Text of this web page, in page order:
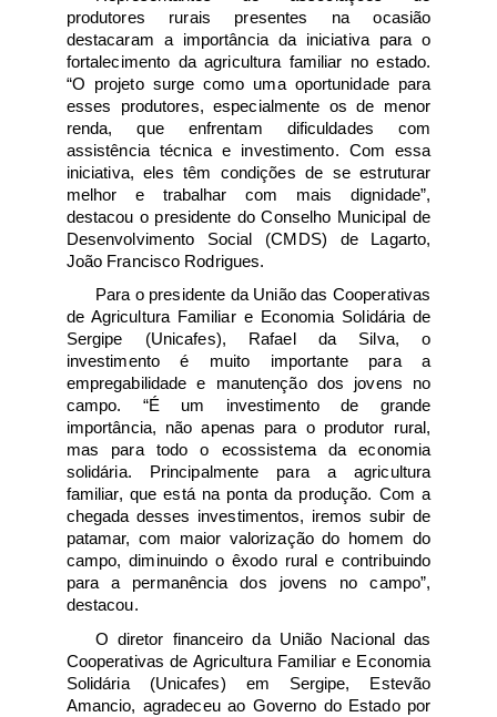
produtores rurais presentes na ocasião
destacaram a importância da iniciativa para o
fortalecimento da agricultura familiar no estado.
“O projeto surge como uma oportunidade para
esses produtores, especialmente os de menor
renda, que enfrentam dificuldades com
assistência técnica e investimento. Com essa
iniciativa, eles têm condições de se estruturar
melhor e trabalhar com mais dignidade”,
destacou o presidente do Conselho Municipal de
Desenvolvimento Social (CMDS) de Lagarto,
João Francisco Rodrigues.
Para o presidente da União das Cooperativas
de Agricultura Familiar e Economia Solidária de
Sergipe (Unicafes), Rafael da Silva, o
investimento é muito importante para a
empregabilidade e manutenção dos jovens no
campo. “É um investimento de grande
importância, não apenas para o produtor rural,
mas para todo o ecossistema da economia
solidária. Principalmente para a agricultura
familiar, que está na ponta da produção. Com a
chegada desses investimentos, iremos subir de
patamar, com maior valorização do homem do
campo, diminuindo o êxodo rural e contribuindo
para a permanência dos jovens no campo”,
destacou.
O diretor financeiro da União Nacional das
Cooperativas de Agricultura Familiar e Economia
Solidária (Unicafes) em Sergipe, Estevão
Amancio, agradeceu ao Governo do Estado por